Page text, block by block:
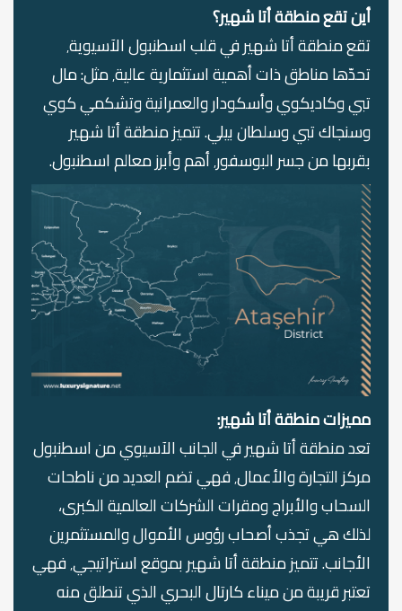
أين تقع منطقة أتا شهير؟
تقع منطقة أتا شهير في قلب اسطنبول الآسيوية٬
تحدّها مناطق ذات أهمية استثمارية عالية٬ مثل: مال
تبي وكاديكوي وأسكودار والعمرانية وتشكمي كوي
وسنجاك تبي وسلطان بيلي. تتميز منطقة أتا شهير
بقربها من جسر البوسفور٬ أهم وأبرز معالم اسطنبول.
مميزات منطقة أتا شهير:
تعد منطقة أتا شهير في الجانب الآسيوي من اسطنبول
مركز التجارة والأعمال٬ فهي تضم العديد من ناطحات
السحاب والأبراج ومقرات الشركات العالمية الكبرى،
لذلك هي تجذب أصحاب رؤوس الأموال والمستثمرين
الأجانب. تتميز منطقة أتا شهير بموقع استراتيجي٬ فهي
تعتبر قريبة من ميناء كارتال البحري الذي تنطلق منه